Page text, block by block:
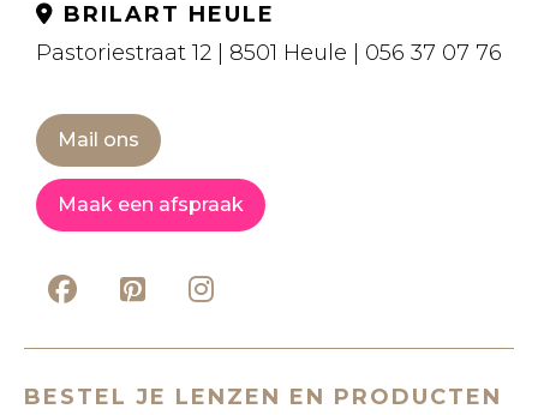
BRILART HEULE
Pastoriestraat 12 | 8501 Heule | 056 37 07 76
Mail ons
Maak een afspraak
BESTEL JE LENZEN EN PRODUCTEN